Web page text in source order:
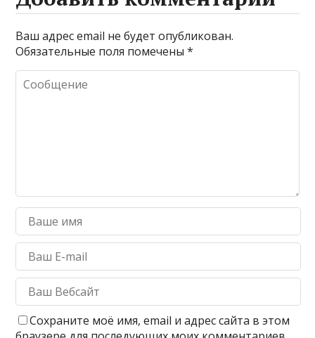
Ваш адрес email не будет опубликован.
Обязательные поля помечены*
Сохраните моё имя, email и адрес сайта в этом